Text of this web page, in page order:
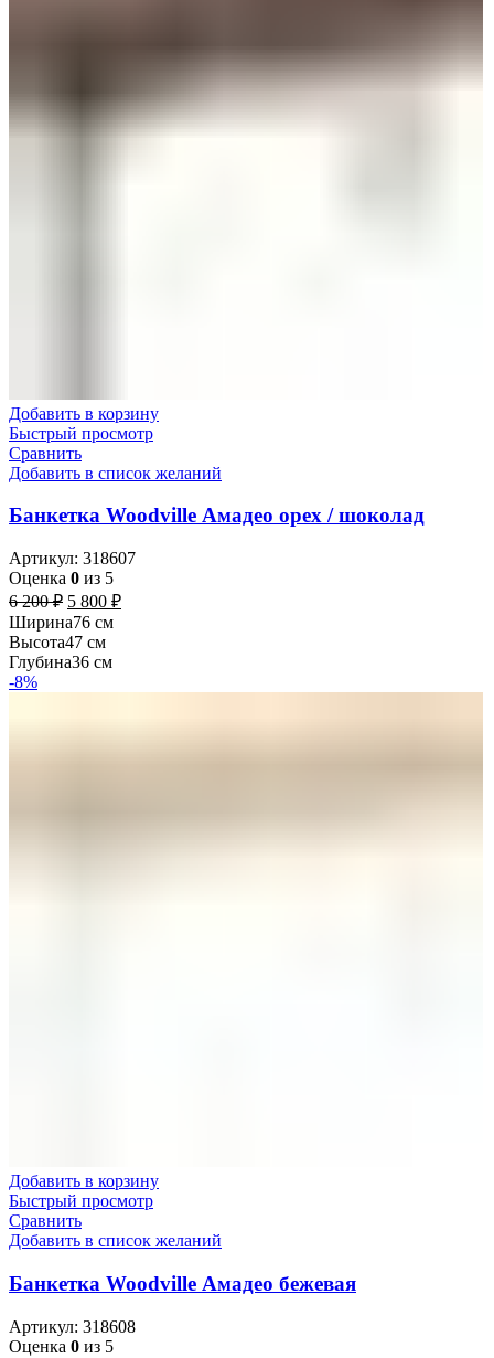
Добавить в корзину
Быстрый просмотр
Сравнить
Добавить в список желаний
Банкетка Woodville Амадео орех / шоколад
Артикул: 318607
Оценка 0 из 5
6 200₽ 5 800 ₽
Ширина76 см
Высота47 см
Глубина36 см
-8%
Добавить в корзину
Быстрый просмотр
Сравнить
Добавить в список желаний
Банкетка Woodville Амадео бежевая
Артикул: 318608
Оценка 0 из 5